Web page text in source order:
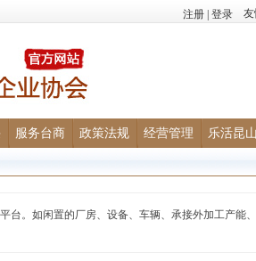
服务台商 政策法规 经营管理 乐活昆山
台。如闲置的厂房、设备、车辆、承接外加工产能